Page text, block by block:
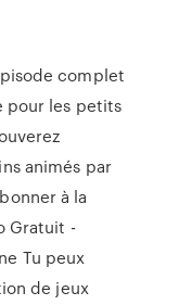
complet
pour les petits
animés par
à la
Gratuit -
Tu peux
de jeux